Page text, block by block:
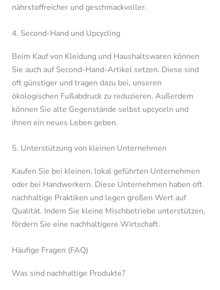
nährstoffreicher und geschmackvoller.
4. Second-Hand und Upcycling
Beim Kauf von Kleidung und Haushaltswaren können
Sie auch auf Second-Hand-Artikel setzen. Diese sind
oft günstiger und tragen dazu bei, unseren
ökologischen Fußabdruck zu reduzieren. Außerdem
können Sie alte Gegenstände selbst upcyceln und
ihnen ein neues Leben geben.
5. Unterstützung von kleinen Unternehmen
Kaufen Sie bei kleinen, lokal geführten Unternehmen
oder bei Handwerkern. Diese Unternehmen haben oft
nachhaltige Praktiken und legen großen Wert auf
Qualität. Indem Sie kleine Mischbetriebe unterstützen,
fördern Sie eine nachhaltigere Wirtschaft.
Häufige Fragen (FAQ)
Was sind nachhaltige Produkte?